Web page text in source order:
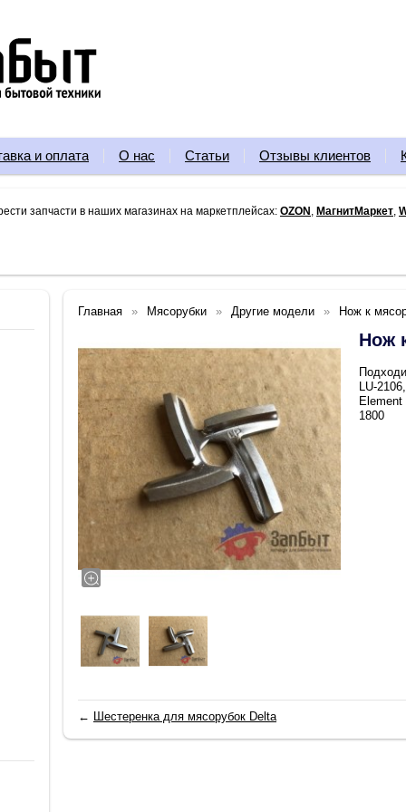
и оплата О нас Статьи Отзывы клиентов
запчасти в наших магазинах на маркетплейсах: OZON МагнитМаркет
Главная Мясорубки Другие модели Нож к
Нож
LU-
1800
← Шестеренка для мясорубок Delta